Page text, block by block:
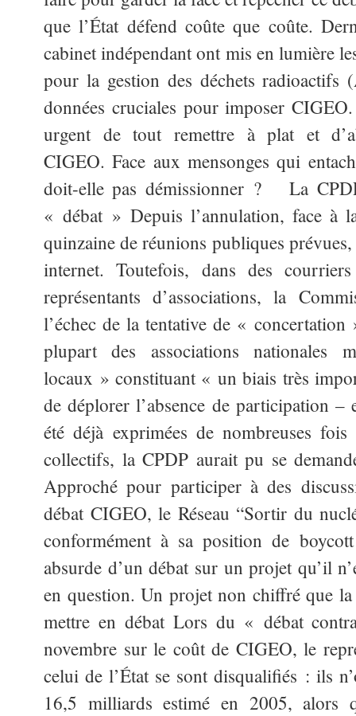
que l’État défend coûte que coûte.
cabinet indépendant ont mis en lumière
pour la gestion des déchets radioactifs
données cruciales pour imposer
urgent de tout remettre à plat et
CIGEO. Face aux mensonges qui
doit-elle pas démissionner ? La
« débat » Depuis l’annulation, face à
quinzaine de réunions publiques
internet. Toutefois, dans des
représentants d’associations, la
l’échec de la tentative de « concertation
plupart des associations nationales
locaux » constituant « un biais très
de déplorer l’absence de participation –
été déjà exprimées de nombreuses
collectifs, la CPDP aurait pu se
Approché pour participer à des
débat CIGEO, le Réseau “Sortir du
conformément à sa position de
absurde d’un débat sur un projet qu’il
en question. Un projet non chiffré que
mettre en débat Lors du « débat
novembre sur le coût de CIGEO, le
celui de l’État se sont disqualifiés : ils
16,5 milliards estimé en 2005, alors